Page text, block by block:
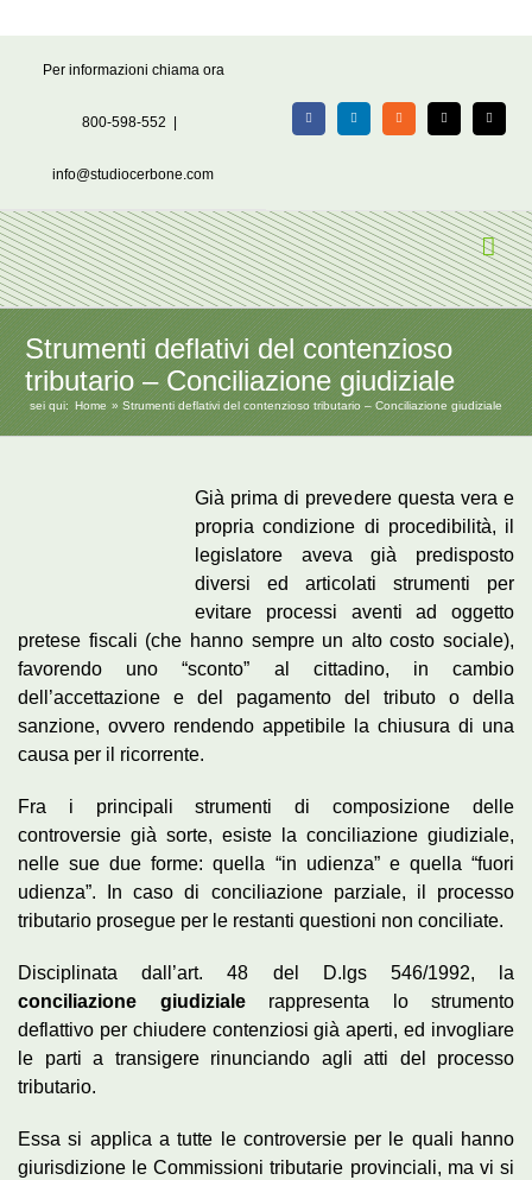
Per informazioni chiama ora
800-598-552
info@studiocerbone.com
FacebookLinkedIn Rss X Email
Strumenti deflativi del contenzioso
tributario – Conciliazione giudiziale
sei qui: Home Strumenti deflativi del contenzioso tributario – Conciliazione giudiziale
Già prima di prevedere questa vera e
propria condizione di procedibilità, il
legislatore aveva già predisposto
diversi ed articolati strumenti per
evitare processi aventi ad oggetto
pretese fiscali (che hanno sempre un alto costo sociale),
favorendo uno “sconto” al cittadino, in cambio
dell’accettazione e del pagamento del tributo o della
sanzione, ovvero rendendo appetibile la chiusura di una
causa per il ricorrente.
Fra i principali strumenti di composizione delle
controversie già sorte, esiste la conciliazione giudiziale,
nelle sue due forme: quella “in udienza” e quella “fuori
udienza”. In caso di conciliazione parziale, il processo
tributario prosegue per le restanti questioni non conciliate.
Disciplinata dall’art. 48 del D.lgs 546/1992, la
conciliazione giudizialerappresenta lo strumento
deflattivo per chiudere contenziosi già aperti, ed invogliare
le parti a transigere rinunciando agli atti del processo
tributario.
Essa si applica a tutte le controversie per le quali hanno
giurisdizione le Commissioni tributarie provinciali, ma vi si